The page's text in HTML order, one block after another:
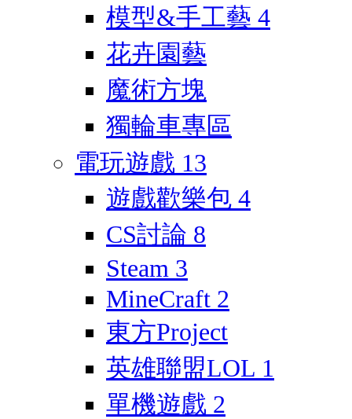
模型&手工藝 4
花卉園藝
魔術方塊
獨輪車專區
電玩遊戲 13
遊戲歡樂包 4
CS討論 8
Steam 3
MineCraft 2
東方Project
英雄聯盟LOL 1
單機遊戲 2